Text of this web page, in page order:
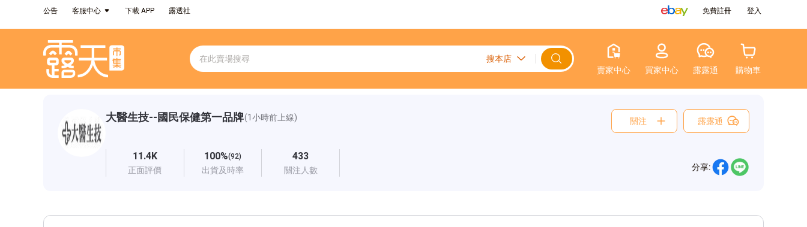
公告 客服中心 下載 APP 露透社 免費註冊 登入
賣家中心 買家中心 露露通 購物車
大醫生技--國民保健第一品牌(1小時前上線)
11.4K
正面評價
100%(92)
出貨及時率
433
關注人數
關注 露露通
分享: